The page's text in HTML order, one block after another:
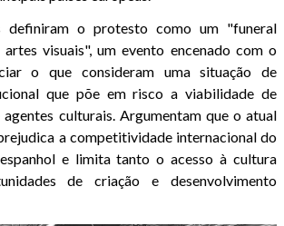
definiram o protesto como um "funeral
visuais", um evento encenado com o
o que consideram uma situação de
que põe em risco a viabilidade de
culturais. Argumentam que o atual
a competitividade internacional do
e limita tanto o acesso à cultura
de criação e desenvolvimento